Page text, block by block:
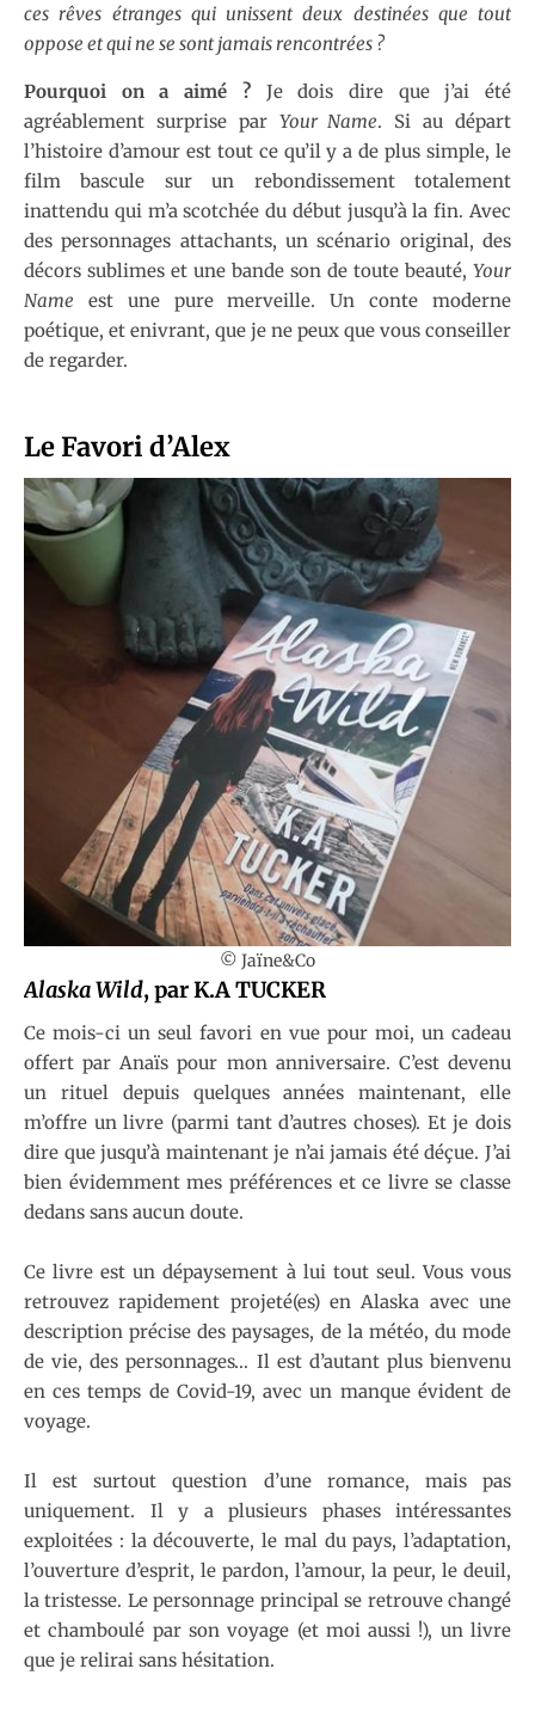
ces rêves étranges qui unissent deux destinées que tout
oppose et qui ne se sont jamais rencontrées ?
Pourquoi on a aimé ?Je dois dire que j’ai été
agréablement surprise par Your Name. Si au départ
l’histoire d’amour est tout ce qu’il y a de plus simple, le
film bascule sur un rebondissement totalement
inattendu qui m’a scotchée du début jusqu’à la fin. Avec
des personnages attachants, un scénario original, des
décors sublimes et une bande son de toute beauté, Your
Name est une pure merveille. Un conte moderne
poétique, et enivrant, que je ne peux que vous conseiller
de regarder.
Le Favori d’Alex
© Jaïne&Co
Alaska Wild, par K.A TUCKER
Ce mois-ci un seul favori en vue pour moi, un cadeau
offert par Anaïs pour mon anniversaire. C’est devenu
un rituel depuis quelques années maintenant, elle
m’offre un livre (parmi tant d’autres choses). Et je dois
dire que jusqu’à maintenant je n’ai jamais été déçue. J’ai
bien évidemment mes préférences et ce livre se classe
dedans sans aucun doute.
Ce livre est un dépaysement à lui tout seul. Vous vous
retrouvez rapidement projeté(es) en Alaska avec une
description précise des paysages, de la météo, du mode
de vie, des personnages… Il est d’autant plus bienvenu
en ces temps de Covid-19, avec un manque évident de
voyage.
Il est surtout question d’une romance, mais pas
uniquement. Il y a plusieurs phases intéressantes
exploitées : la découverte, le mal du pays, l’adaptation,
l’ouverture d’esprit, le pardon, l’amour, la peur, le deuil,
la tristesse. Le personnage principal se retrouve changé
et chamboulé par son voyage (et moi aussi !), un livre
que je relirai sans hésitation.